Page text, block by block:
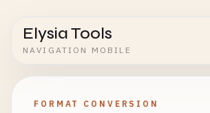
Elysia Tools
NAVIGATION MOBILE
FORMAT CONVERSION